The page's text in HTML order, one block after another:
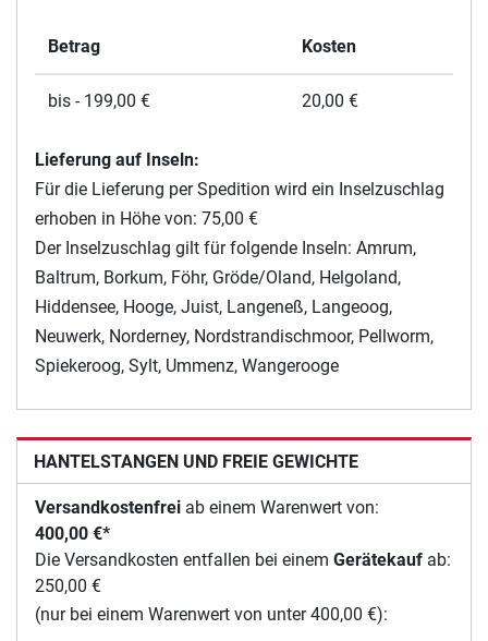
Betrag Kosten
bis - 199,00 € 20,00 €
Lieferung auf Inseln:
Für die Lieferung per Spedition wird ein Inselzuschlag
erhoben in Höhe von: 75,00 €
Der Inselzuschlag gilt für folgende Inseln: Amrum,
Baltrum, Borkum, Föhr, Gröde/Oland, Helgoland,
Hiddensee, Hooge, Juist, Langeneß, Langeoog,
Neuwerk, Norderney, Nordstrandischmoor, Pellworm,
Spiekeroog, Sylt, Ummenz, Wangerooge
HANTELSTANGEN UND FREIE GEWICHTE
Versandkostenfrei ab einem Warenwert von:
400,00 €*
Die Versandkosten entfallen bei einem Gerätekauf ab:
250,00 €
(nur bei einem Warenwert von unter 400,00 €):